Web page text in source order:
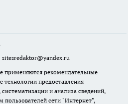
sitesredaktor@yandex.ru
применяются рекомендательные
предоставления
и анализа сведений,
пользователей сети "Интернет",